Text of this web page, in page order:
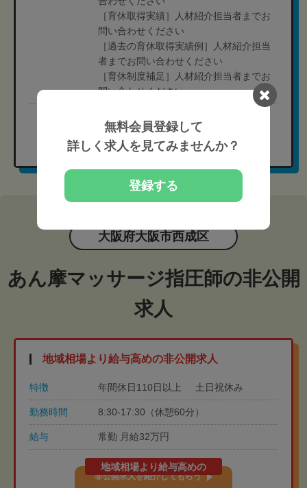
［育休取得実績］人材紹介担当者までお
問い合わせください
［過去の育休取得実績例］人材紹介担当
者までお問い合わせください
［育休制度補足］人材紹介担当者までお
問い合わせください
完全無料
現在の募集要項を確認する
大阪府大阪市西成区
あん摩マッサージ指圧師の非公開
求人
地域相場より給与高めの非公開求人
特徴 年間休日110日以上 土日祝休み
勤務時間 8:30-17:30（休憩60分）
給与 常勤 月給32万円
地域相場より給与高めの
非公開求人を紹介してもらう
無料会員登録して
詳しく求人を見てみませんか？
登録する